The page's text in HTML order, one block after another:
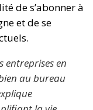
de s’abonner à
et de se
entreprises en
au bureau